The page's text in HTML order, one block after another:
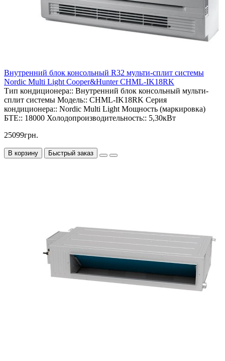
Внутренний блок консольный R32 мульти-сплит системы
Nordic Multi Light Cooper&Hunter CHML-IK18RK
Тип кондиционера:: Внутренний блок консольный мульти-
сплит системы Модель:: CHML-IK18RK Серия
кондиционера:: Nordic Multi Light Мощность (маркировка)
БТЕ:: 18000 Холодопроизводительность:: 5,30кВт
25099грн.
В корзину Быстрый заказ